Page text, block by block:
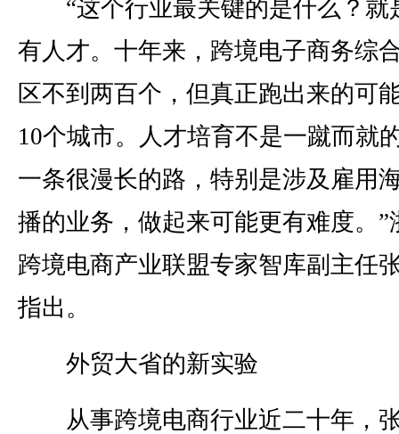
“这个行业最关键的是什么？就
有人才。十年来，跨境电子商务综
区不到两百个，但真正跑出来的可
10个城市。人才培育不是一蹴而就
一条很漫长的路，特别是涉及雇用
播的业务，做起来可能更有难度。”
跨境电商产业联盟专家智库副主任
指出。
外贸大省的新实验
从事跨境电商行业近二十年，